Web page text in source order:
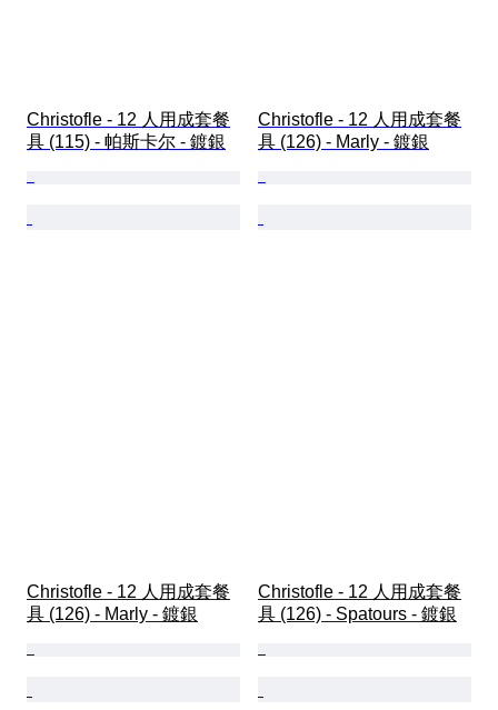
Christofle - 12 人用成套餐
具 (115) - 帕斯卡尔 - 鍍銀
Christofle - 12 人用成套餐
具 (126) - Marly - 鍍銀
Christofle - 12 人用成套餐
具 (126) - Marly - 鍍銀
Christofle - 12 人用成套餐
具 (126) - Spatours - 鍍銀